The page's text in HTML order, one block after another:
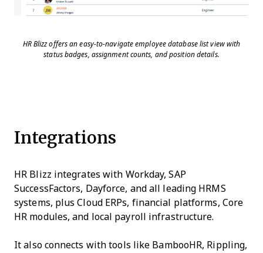
HR Blizz offers an easy-to-navigate employee database list view with
status badges, assignment counts, and position details.
Integrations
HR Blizz integrates with Workday, SAP
SuccessFactors, Dayforce, and all leading HRMS
systems, plus Cloud ERPs, financial platforms, Core
HR modules, and local payroll infrastructure.
It also connects with tools like BambooHR, Rippling,